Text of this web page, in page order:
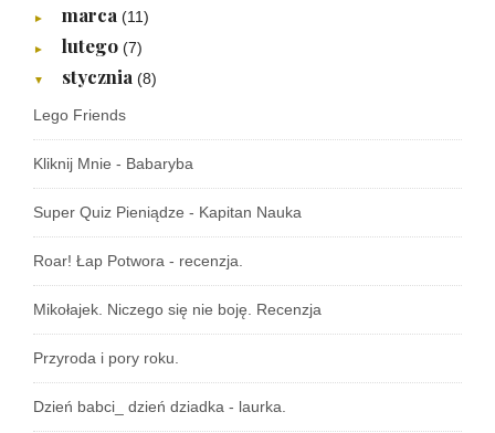
► marca (11)
► lutego (7)
▼ stycznia (8)
Lego Friends
Kliknij Mnie - Babaryba
Super Quiz Pieniądze - Kapitan Nauka
Roar! Łap Potwora - recenzja.
Mikołajek. Niczego się nie boję. Recenzja
Przyroda i pory roku.
Dzień babci_ dzień dziadka - laurka.